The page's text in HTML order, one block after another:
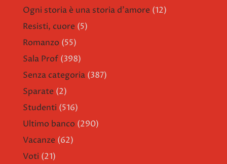
Ogni storia è una storia d'amore (12)
Resisti, cuore (5)
Romanzo (55)
Sala Prof (398)
Senza categoria (387)
Sparate (2)
Studenti (516)
Ultimo banco (290)
Vacanze (62)
Voti (21)